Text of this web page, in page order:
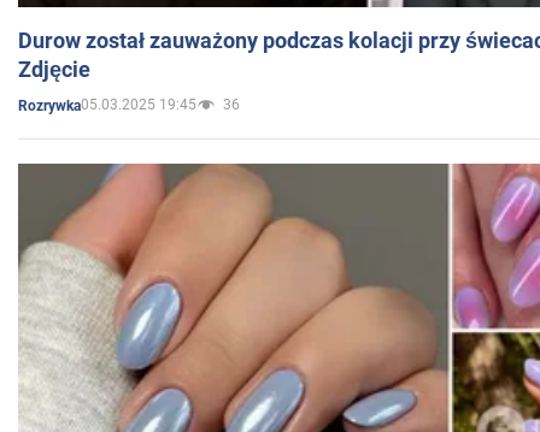
Durow został zauważony podczas kolacji przy
Zdjęcie
Rozrywka05.03.2025 19:45 36